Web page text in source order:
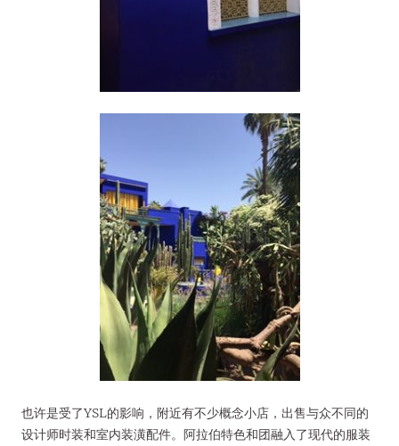
也许是受了YSL的影响，附近有不少概念小店，出售与众不同的
设计师时装和室内装潢配件。阿拉伯特色和团融入了现代的服装